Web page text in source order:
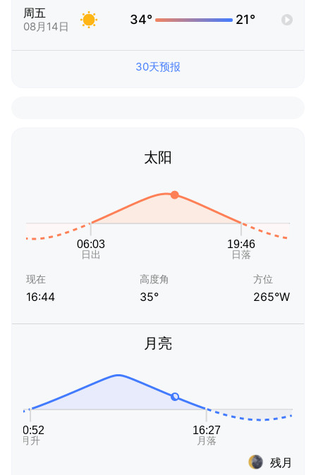
周五
08月14日 34° 21°
30天预报
太阳
现在
16:44
高度角
35°
方位
265°W
月亮
残月